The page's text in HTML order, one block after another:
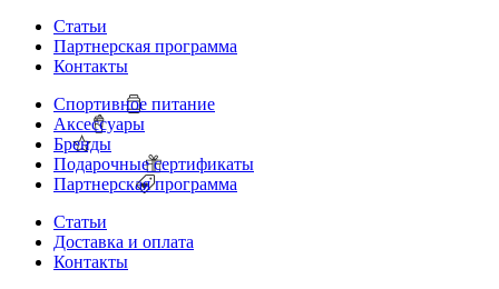
Статьи
Партнерская программа
Контакты
Спортивное питание
Аксессуары
Бренды
Подарочные сертификаты
Партнерская программа
Статьи
Доставка и оплата
Контакты